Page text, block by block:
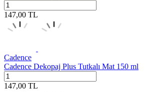
147,00 TL
Cadence
Cadence Dekopaj Plus Tutkalı Mat 150 ml
147,00 TL